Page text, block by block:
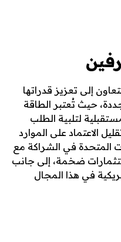
إلى تعزيز قدراتها
حيث تُعتبر الطاقة
لتلبية الطلب
الاعتماد على الموارد
المتحدة في الشراكة مع
ضخمة، إلى جانب
في هذا المجال